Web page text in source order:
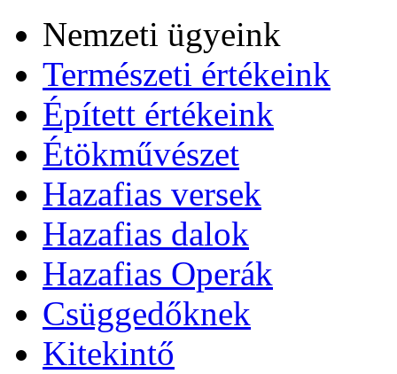
Nemzeti ügyeink
Természeti értékeink
Épített értékeink
Étökművészet
Hazafias versek
Hazafias dalok
Hazafias Operák
Csüggedőknek
Kitekintő